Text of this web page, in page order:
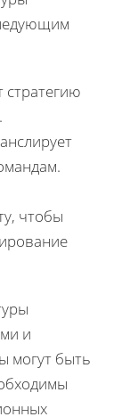
стратегию
чтобы
и
могут быть